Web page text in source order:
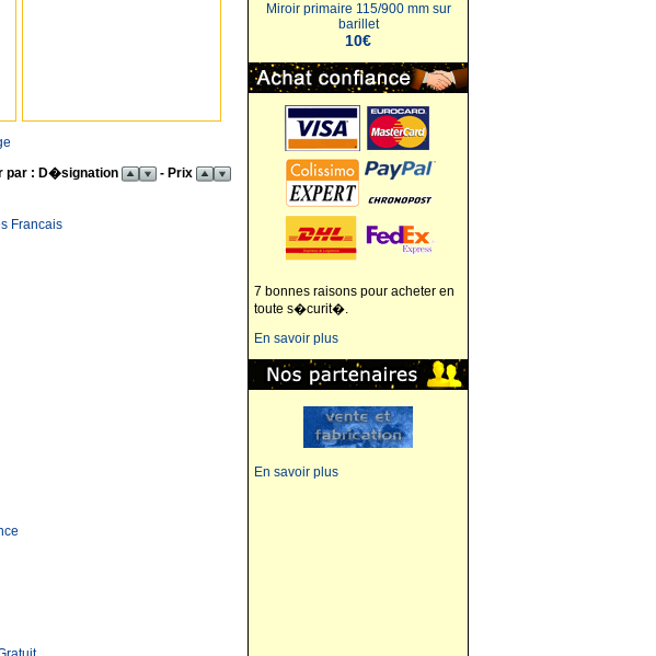
par : D�signation
- Prix
Miroir primaire 115/900 mm sur
barillet
10€
7 bonnes raisons pour acheter en
toute s�curit�.
En savoir plus
En savoir plus
Francais